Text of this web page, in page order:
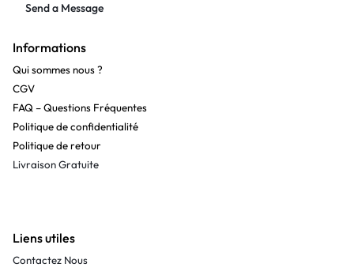
Send a Message
Informations
Qui sommes nous ?
CGV
FAQ – Questions Fréquentes
Politique de confidentialité
Politique de retour
Livraison Gratuite
Liens utiles
Contactez Nous